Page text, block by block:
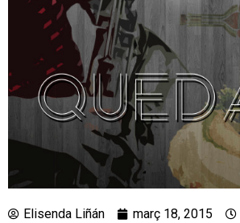
Elisenda Liñán març 18, 2015